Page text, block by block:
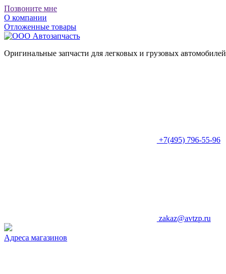
Позвоните мне
О компании
Отложенные товары
Оригинальные запчасти для легковых и грузовых автомобилей
+7(495) 796-55-96
zakaz@avtzp.ru
Адреса магазинов